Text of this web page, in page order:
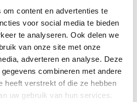
om content en advertenties te
voor social media te bieden
te analyseren. Ook delen we
van onze site met onze
adverteren en analyse. Deze
combineren met andere
heeft verstrekt of die ze hebben
uw gebruik van hun services.
vergoldet
cm insgesamt
2 cm insgesamt
runder Teller 1,3 cm
Großer runder Teller 2,0 cm